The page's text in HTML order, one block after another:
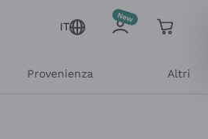
IT
Provenienza Altri